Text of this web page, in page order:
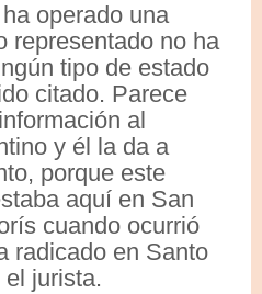
operado una
representado no ha
tipo de estado
citado. Parece
al
y él la da a
porque este
aquí en San
cuando ocurrió
radicado en Santo
el jurista.